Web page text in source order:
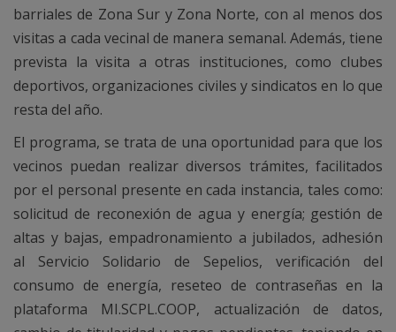
barriales de Zona Sur y Zona Norte, con al menos dos
visitas a cada vecinal de manera semanal. Además, tiene
prevista la visita a otras instituciones, como clubes
deportivos, organizaciones civiles y sindicatos en lo que
resta del año.
El programa, se trata de una oportunidad para que los
vecinos puedan realizar diversos trámites, facilitados
por el personal presente en cada instancia, tales como:
solicitud de reconexión de agua y energía; gestión de
altas y bajas, empadronamiento a jubilados, adhesión
al Servicio Solidario de Sepelios, verificación del
consumo de energía, reseteo de contraseñas en la
plataforma MI.SCPL.COOP, actualización de datos,